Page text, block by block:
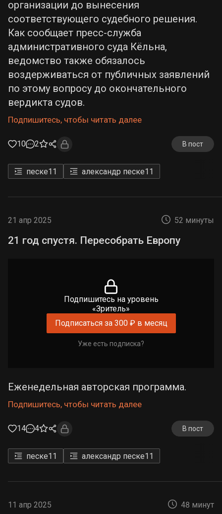
организации до вынесения
соответствующего судебного решения.
Как сообщает пресс-служба
административного суда Кёльна,
ведомство также обязалось
воздерживаться от публичных заявлений
по этому вопросу до окончательного
вердикта судов.
Подпишитесь, чтобы читать далее
10 2 В пост
песке11 александр песке11
21 апр 2025 52 минуты
21 год спустя. Пересобрать Европу
Подпишитесь на уровень
«Зритель»
Подписаться за 300 ₽ в месяц
Уже есть подписка?
Еженедельная авторская программа.
Подпишитесь, чтобы читать далее
14 4 В пост
песке11 александр песке11
11 апр 2025 48 минут